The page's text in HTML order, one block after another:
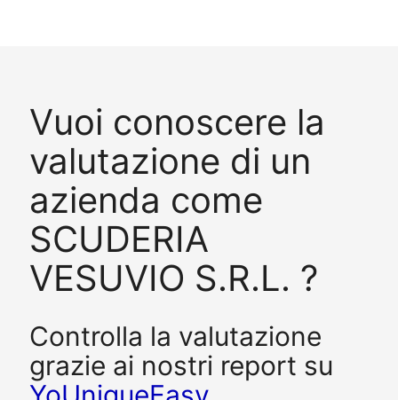
Vuoi conoscere la
valutazione di un
azienda come
SCUDERIA
VESUVIO S.R.L. ?
Controlla la valutazione
grazie ai nostri report su